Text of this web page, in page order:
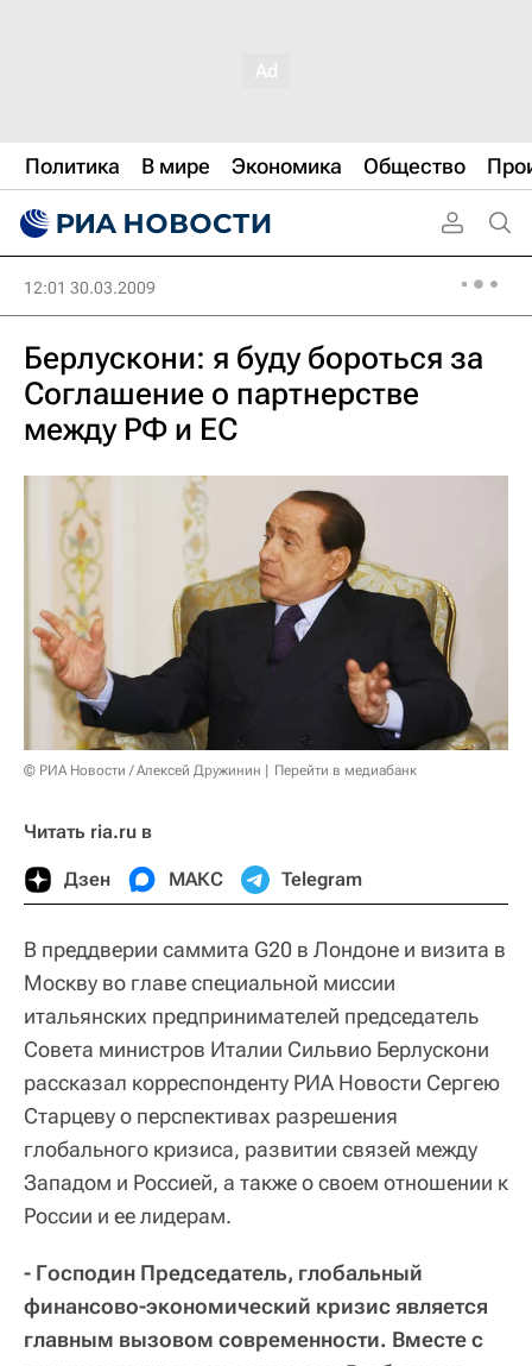
Политика В мире Экономика Общество
12:01 30.03.2009
Берлускони: я буду бороться за
Соглашение о партнерстве
между РФ и ЕС
© РИА Новости / Алексей Дружинин Перейти в медиабанк
Читать ria.ru в
Дзен МАКС Telegram
В преддверии саммита G20 в Лондоне и визита в
Москву во главе специальной миссии
итальянских предпринимателей председатель
Совета министров Италии Сильвио Берлускони
рассказал корреспонденту РИА Новости Сергею
Старцеву о перспективах разрешения
глобального кризиса, развитии связей между
Западом и Россией, а также о своем отношении к
России и ее лидерам.
- Господин Председатель, глобальный
финансово-экономический кризис является
главным вызовом современности. Вместе с